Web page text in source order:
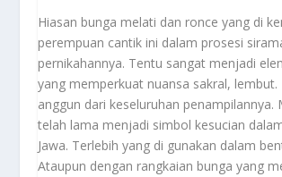
Hiasan bunga melati dan ronce yang di
perempuan cantik ini dalam prosesi
pernikahannya. Tentu sangat menjadi
yang memperkuat nuansa sakral, lembut.
anggun dari keseluruhan penampilannya.
telah lama menjadi simbol kesucian
Jawa. Terlebih yang di gunakan dalam
Ataupun dengan rangkaian bunga yang